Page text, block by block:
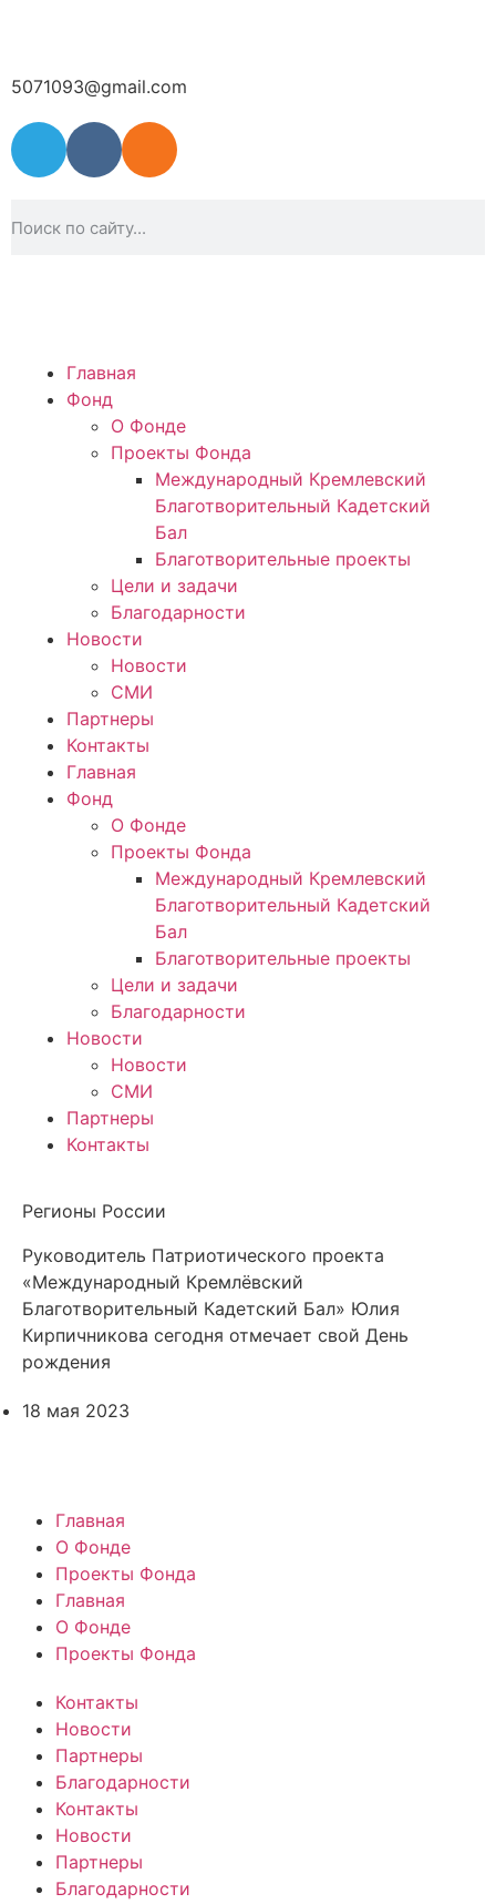
5071093@gmail.com
Главная
Фонд
О Фонде
Проекты Фонда
Международный Кремлевский
Благотворительный Кадетский
Бал
Благотворительные проекты
Цели и задачи
Благодарности
Новости
Новости
СМИ
Партнеры
Контакты
Главная
Фонд
О Фонде
Проекты Фонда
Международный Кремлевский
Благотворительный Кадетский
Бал
Благотворительные проекты
Цели и задачи
Благодарности
Новости
Новости
СМИ
Партнеры
Контакты
Регионы России
Руководитель Патриотического проекта
«Международный Кремлёвский
Благотворительный Кадетский Бал» Юлия
Кирпичникова сегодня отмечает свой День
рождения
18 мая 2023
Главная
О Фонде
Проекты Фонда
Главная
О Фонде
Проекты Фонда
Контакты
Новости
Партнеры
Благодарности
Контакты
Новости
Партнеры
Благодарности